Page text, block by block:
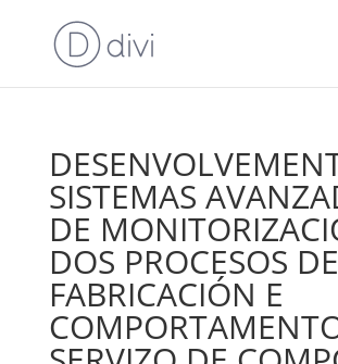
SISTEMAS
DE
DOS PROCESOS DE
FABRICACIÓN E